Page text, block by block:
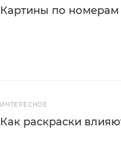
Картины по номерам
ИНТЕРЕСНОЕ
Как раскраски